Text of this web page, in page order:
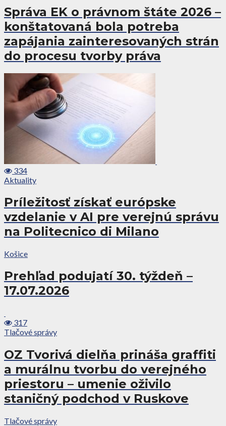
Správa EK o právnom štáte 2026 –
konštatovaná bola potreba
zapájania zainteresovaných strán
do procesu tvorby práva
334
Aktuality
Príležitosť získať európske
vzdelanie v AI pre verejnú správu
na Politecnico di Milano
Košice
Prehľad podujatí 30. týždeň –
17.07.2026
317
Tlačové správy
OZ Tvorivá dielňa prináša graffiti
a murálnu tvorbu do verejného
priestoru – umenie oživilo
staničný podchod v Ruskove
Tlačové správy